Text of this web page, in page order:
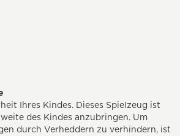
Ihres Kindes. Dieses Spielzeug ist
des Kindes anzubringen. Um
durch Verheddern zu verhindern, ist